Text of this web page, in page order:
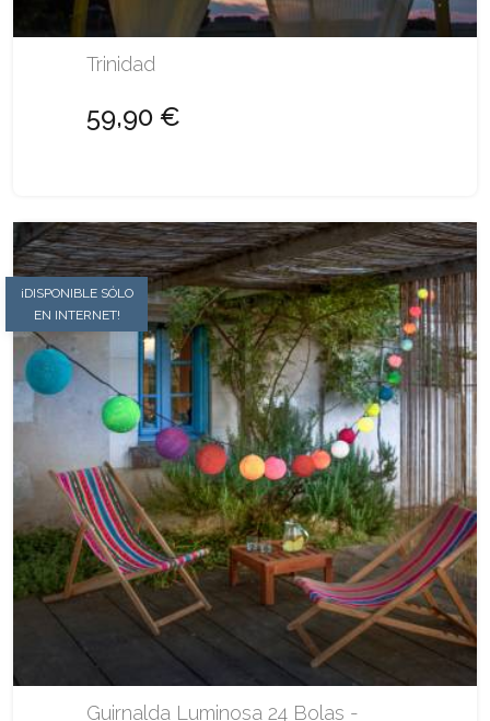
Trinidad
59,90 €
¡DISPONIBLE SÓLO
EN INTERNET!
Guirnalda Luminosa 24 Bolas -